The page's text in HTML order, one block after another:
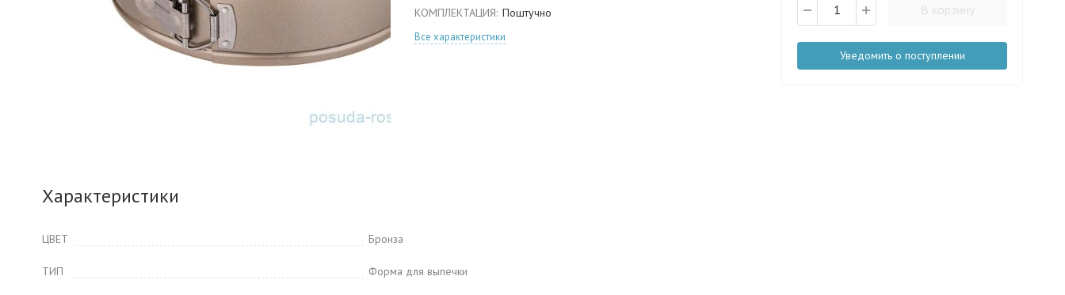
КОМПЛЕКТАЦИЯ: Поштучно
Все характеристики
В корзину
Уведомить о поступлении
Характеристики
ЦВЕТ Бронза
ТИП Форма для выпечки